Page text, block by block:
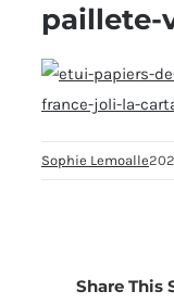
paillete-
Sophie Lemoalle
Share This